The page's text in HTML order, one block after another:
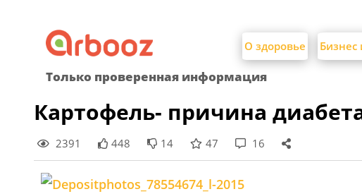
content
О здоровье Бизнес
Только проверенная информация
Картофель- причина
2391 448 14 47 16